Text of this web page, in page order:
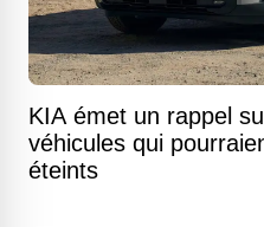
KIA émet un rappel
véhicules qui
éteints